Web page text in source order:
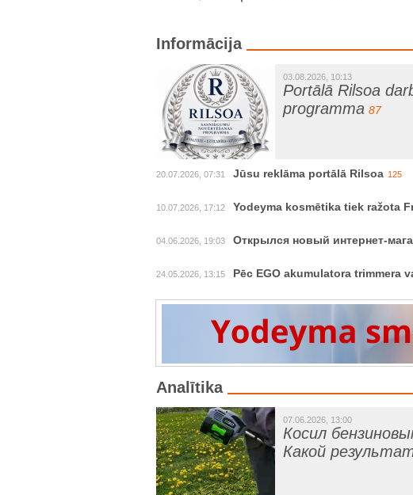
Informācija
03.08.2026, 10:13
Portālā Rilsoa
programma 87
20.07.2026, 07:31 Jūsu reklāma portālā Rilsoa 125
10.07.2026, 17:12 Yodeyma kosmētika tiek ražota
04.06.2026, 19:03 Открылся новый интернет-
24.05.2026, 13:15 Pēc EGO akumulatora trimmera
Analītika
07.06.2026, 13:00
Косил
Какой